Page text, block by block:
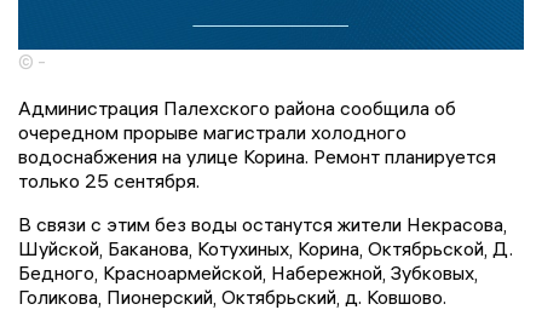
© -
Администрация Палехского района сообщила об
очередном прорыве магистрали холодного
водоснабжения на улице Корина. Ремонт планируется
только 25 сентября.
В связи с этим без воды останутся жители Некрасова,
Шуйской, Баканова, Котухиных, Корина, Октябрьской, Д.
Бедного, Красноармейской, Набережной, Зубковых,
Голикова, Пионерский, Октябрьский, д. Ковшово.